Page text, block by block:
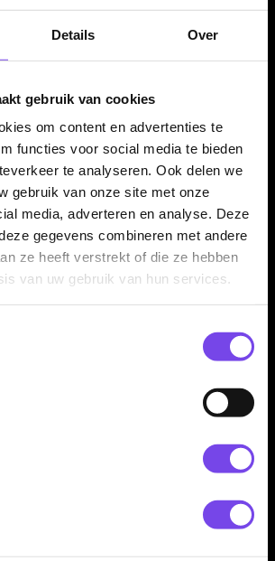
Details Over
gebruik van cookies
om content en advertenties te
functies voor social media te bieden
te analyseren. Ook delen we
gebruik van onze site met onze
media, adverteren en analyse. Deze
gegevens combineren met andere
ze heeft verstrekt of die ze hebben
van uw gebruik van hun services.
grip voor veel controle
24 en 25 gram
95% Tungsten
24-25 Gram
/ Zilver / Zwart
Centre weighted